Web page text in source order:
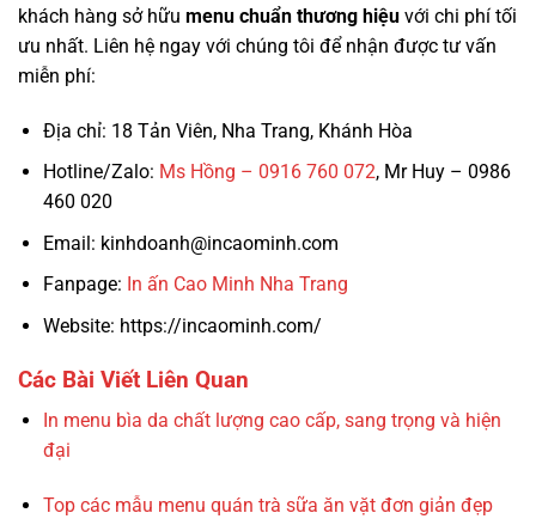
khách hàng sở hữu menu chuẩn thương hiệu với chi phí tối
ưu nhất. Liên hệ ngay với chúng tôi để nhận được tư vấn
miễn phí:
Địa chỉ: 18 Tản Viên, Nha Trang, Khánh Hòa
Hotline/Zalo: Ms Hồng – 0916 760 072, Mr Huy – 0986
460 020
Email: kinhdoanh@incaominh.com
Fanpage: In ấn Cao Minh Nha Trang
Website: https://incaominh.com/
Các Bài Viết Liên Quan
In menu bìa da chất lượng cao cấp, sang trọng và hiện
đại
Top các mẫu menu quán trà sữa ăn vặt đơn giản đẹp